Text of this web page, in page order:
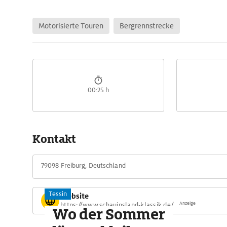
Motorisierte Touren Bergrennstrecke
00:25 h
Kontakt
79098 Freiburg, Deutschland
Website
https://www.schauinsland-klassik.de/ Anzeige
Tessin
Wo der Sommer